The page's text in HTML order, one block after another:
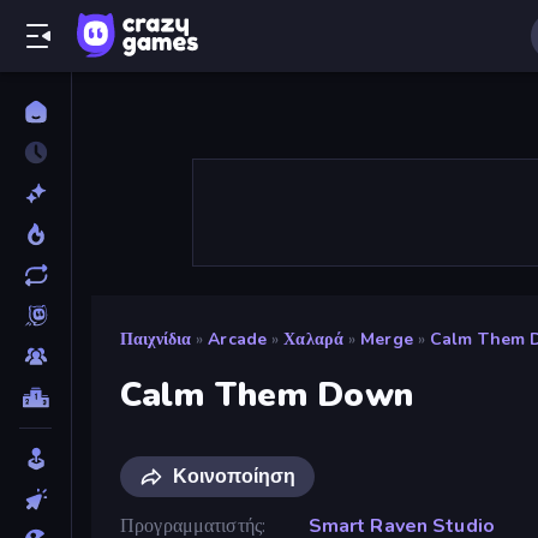
Παιχνίδια » Arcade » Χαλαρά » Merge » Calm Them
Calm Them Down
Κοινοποίηση
Προγραμματιστής
Smart Raven Studio